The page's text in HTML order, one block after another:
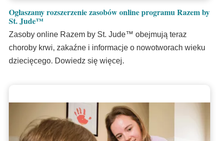
Ogłaszamy rozszerzenie zasobów online programu Razem by
St. Jude™
Zasoby online Razem by St. Jude™ obejmują teraz
choroby krwi, zakaźne i informacje o nowotworach wieku
dziecięcego. Dowiedz się więcej.